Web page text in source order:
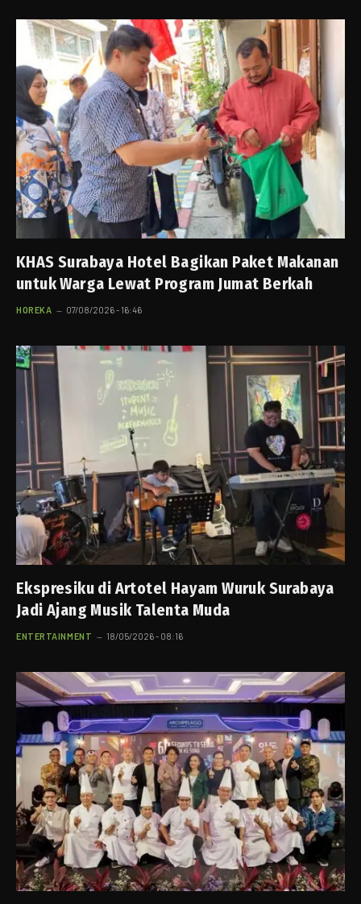
KHAS Surabaya Hotel Bagikan Paket Makanan
untuk Warga Lewat Program Jumat Berkah
HOREKA 07/08/2026 - 16:46
Ekspresiku di Artotel Hayam Wuruk Surabaya
Jadi Ajang Musik Talenta Muda
ENTERTAINMENT 18/05/2026 - 08:16